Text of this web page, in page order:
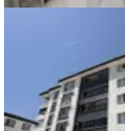
Dulkadiroğlu,
·100 m²·3.
17.500 ₺